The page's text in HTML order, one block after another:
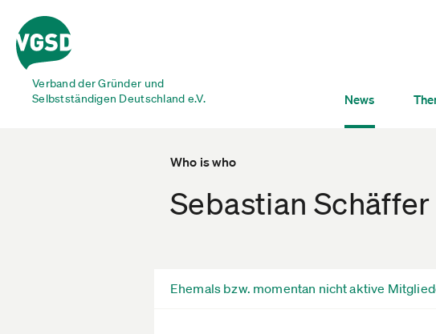
Verband der Gründer und
Selbstständigen Deutschland e.V.
News
Who is who
Sebastian Schäffer
Ehemals bzw. momentan nicht aktive